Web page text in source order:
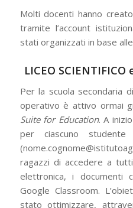
Molti docenti hanno
tramite l’account
stati organizzati in base
LICEO
Per la scuola secondaria
operativo è attivo ormai
Suite for Education. A
per ciascuno studente
ragazzi di accedere a
elettronica, i documenti
Google Classroom.
stato ottimizzare,